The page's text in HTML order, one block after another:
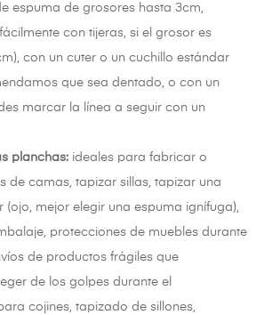
espuma de grosores hasta 3cm,
con tijeras, si el grosor es
con un cuter o un cuchillo estándar
que sea dentado, o con un
marcar la línea a seguir con un
planchas: ideales para fabricar o
de camas, tapizar sillas, tapizar una
mejor elegir una espuma ignífuga),
protecciones de muebles durante
de productos frágiles que
de los golpes durante el
cojines, tapizado de sillones,